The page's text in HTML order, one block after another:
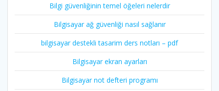
Bilgi güvenliğinin temel öğeleri nelerdir
Bilgisayar ağ güvenliği nasıl sağlanır
bilgisayar destekli tasarim ders notları – pdf
Bilgisayar ekran ayarları
Bilgisayar not defteri programı